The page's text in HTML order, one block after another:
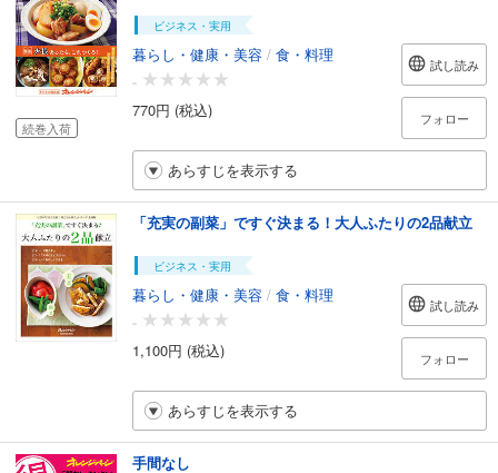
続巻入荷
ビジネス・実用
暮らし・健康・美容 / 食・料理
-
770円 (税込)
試し読み
フォロー
あらすじを表示する
「充実の副菜」ですぐ決まる！大人ふたりの2品献立
ビジネス・実用
暮らし・健康・美容 / 食・料理
-
1,100円 (税込)
試し読み
フォロー
あらすじを表示する
手間なし